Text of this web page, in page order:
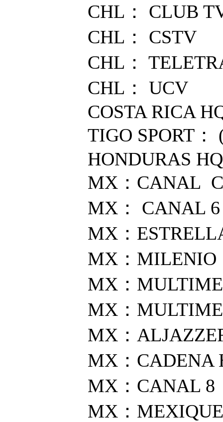
CHL： CLUB
CHL： CSTV
CHL：
CHL： UCV
COSTA RICA
TIGO SPORT：
HONDURAS
MX：CANAL
MX： CANAL
MX：
MX：MILENIO
MX：
MX：
MX：
MX：CADENA
MX：CANAL 8
MX：